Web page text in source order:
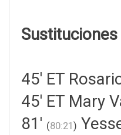
Sustituciones
45' ET
45' ET Mary
81' (80:21)